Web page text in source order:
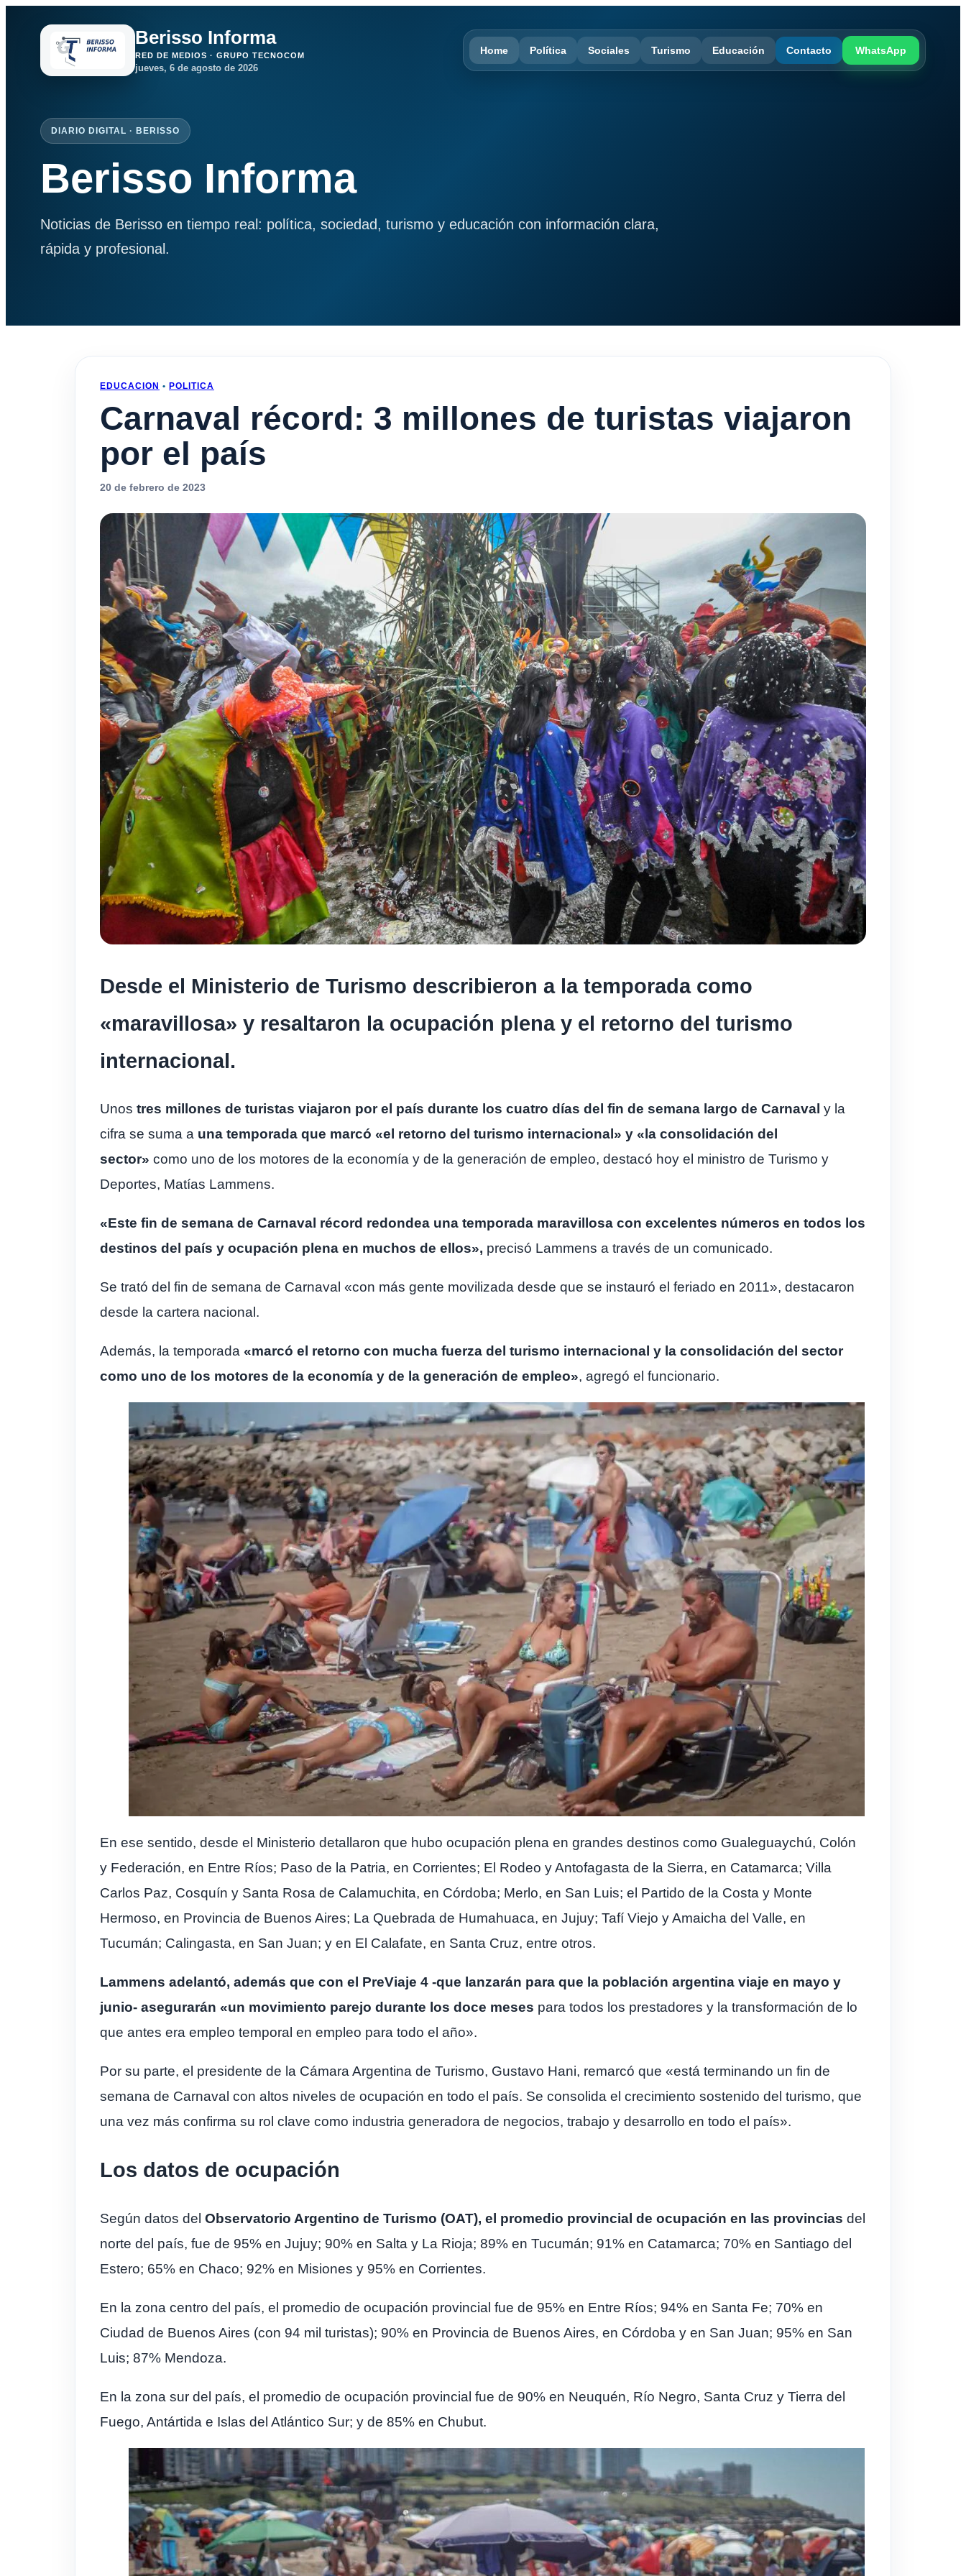
Berisso Informa
RED DE MEDIOS · GRUPO TECNOCOM
jueves, 6 de agosto de 2026
Home Política Sociales Turismo Educación Contacto WhatsApp
DIARIO DIGITAL · BERISSO
Berisso Informa
Noticias de Berisso en tiempo real: política, sociedad, turismo y educación con información clara,
rápida y profesional.
EDUCACION • POLITICA
Carnaval récord: 3 millones de turistas viajaron
por el país
20 de febrero de 2023
Desde el Ministerio de Turismo describieron a la temporada como
«maravillosa» y resaltaron la ocupación plena y el retorno del turismo
internacional.
Unos tres millones de turistas viajaron por el país durante los cuatro días del fin de semana largo de Carnaval y la
cifra se suma a una temporada que marcó «el retorno del turismo internacional» y «la consolidación del
sector» como uno de los motores de la economía y de la generación de empleo, destacó hoy el ministro de Turismo y
Deportes, Matías Lammens.
«Este fin de semana de Carnaval récord redondea una temporada maravillosa con excelentes números en todos los
destinos del país y ocupación plena en muchos de ellos», precisó Lammens a través de un comunicado.
Se trató del fin de semana de Carnaval «con más gente movilizada desde que se instauró el feriado en 2011», destacaron
desde la cartera nacional.
Además, la temporada «marcó el retorno con mucha fuerza del turismo internacional y la consolidación del sector
como uno de los motores de la economía y de la generación de empleo», agregó el funcionario.
En ese sentido, desde el Ministerio detallaron que hubo ocupación plena en grandes destinos como Gualeguaychú, Colón
y Federación, en Entre Ríos; Paso de la Patria, en Corrientes; El Rodeo y Antofagasta de la Sierra, en Catamarca; Villa
Carlos Paz, Cosquín y Santa Rosa de Calamuchita, en Córdoba; Merlo, en San Luis; el Partido de la Costa y Monte
Hermoso, en Provincia de Buenos Aires; La Quebrada de Humahuaca, en Jujuy; Tafí Viejo y Amaicha del Valle, en
Tucumán; Calingasta, en San Juan; y en El Calafate, en Santa Cruz, entre otros.
Lammens adelantó, además que con el PreViaje 4 -que lanzarán para que la población argentina viaje en mayo y
junio- asegurarán «un movimiento parejo durante los doce meses para todos los prestadores y la transformación de lo
que antes era empleo temporal en empleo para todo el año».
Por su parte, el presidente de la Cámara Argentina de Turismo, Gustavo Hani, remarcó que «está terminando un fin de
semana de Carnaval con altos niveles de ocupación en todo el país. Se consolida el crecimiento sostenido del turismo, que
una vez más confirma su rol clave como industria generadora de negocios, trabajo y desarrollo en todo el país».
Los datos de ocupación
Según datos del Observatorio Argentino de Turismo (OAT), el promedio provincial de ocupación en las provincias del
norte del país, fue de 95% en Jujuy; 90% en Salta y La Rioja; 89% en Tucumán; 91% en Catamarca; 70% en Santiago del
Estero; 65% en Chaco; 92% en Misiones y 95% en Corrientes.
En la zona centro del país, el promedio de ocupación provincial fue de 95% en Entre Ríos; 94% en Santa Fe; 70% en
Ciudad de Buenos Aires (con 94 mil turistas); 90% en Provincia de Buenos Aires, en Córdoba y en San Juan; 95% en San
Luis; 87% Mendoza.
En la zona sur del país, el promedio de ocupación provincial fue de 90% en Neuquén, Río Negro, Santa Cruz y Tierra del
Fuego, Antártida e Islas del Atlántico Sur; y de 85% en Chubut.